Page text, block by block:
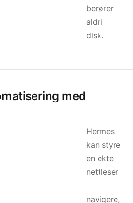
berører
aldri
disk.
med
Hermes
kan styre
en ekte
nettleser
—
navigere,